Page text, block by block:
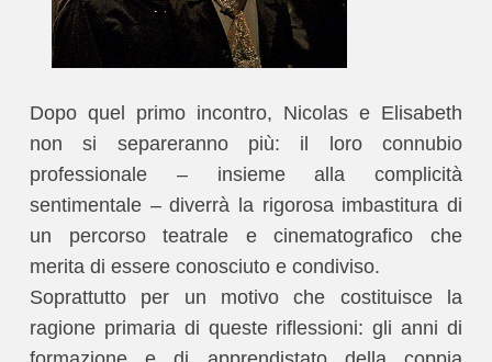
Dopo quel primo incontro, Nicolas e Elisabeth
non si separeranno più: il loro connubio
professionale – insieme alla complicità
sentimentale – diverrà la rigorosa imbastitura di
un percorso teatrale e cinematografico che
merita di essere conosciuto e condiviso.
Soprattutto per un motivo che costituisce la
ragione primaria di queste riflessioni: gli anni di